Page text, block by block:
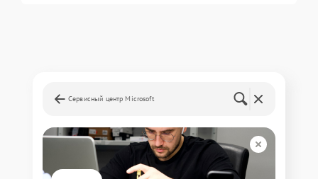
Сервисный центр Microsoft